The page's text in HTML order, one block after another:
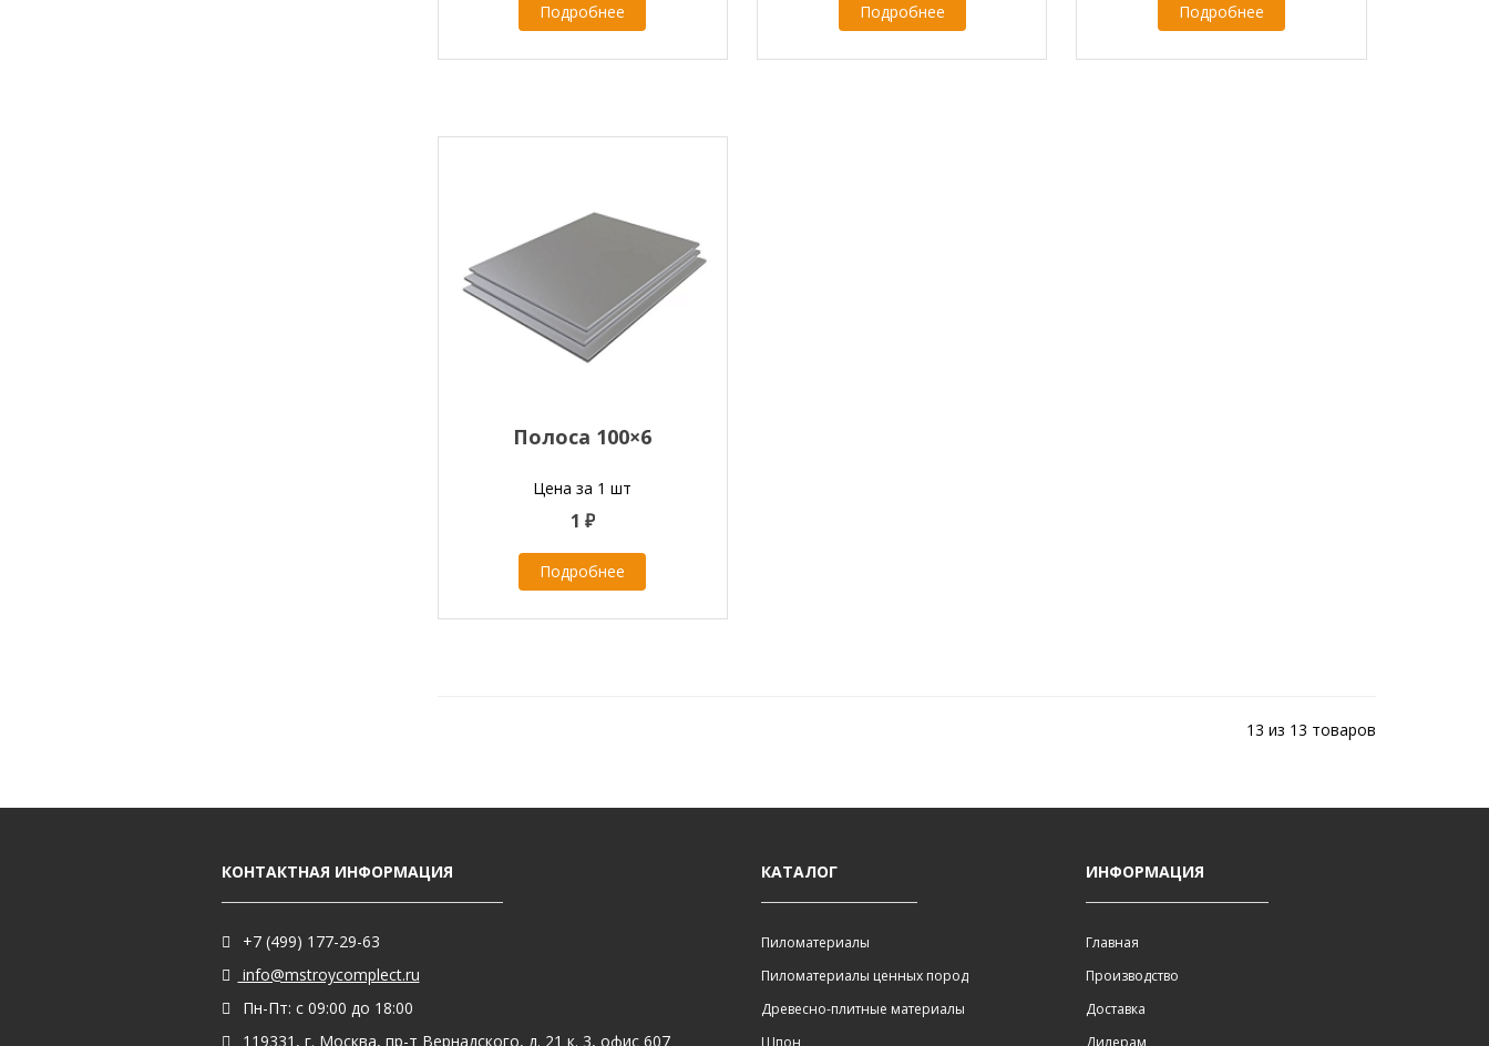
Подробнее Подробнее Подробнее
Полоса 100×6
Цена за 1 шт
1 ₽
Подробнее
13 из 13 товаров
КОНТАКТНАЯ ИНФОРМАЦИЯ
+7 (499) 177-29-63
info@mstroycomplect.ru
Пн-Пт: с 09:00 до 18:00
119331, г. Москва, пр-т Вернадского, д. 21 к. 3, офис 607
КАТАЛОГ
Пиломатериалы
Пиломатериалы ценных пород
Древесно-плитные материалы
Шпон
ИНФОРМАЦИЯ
Главная
Производство
Доставка
Дилерам